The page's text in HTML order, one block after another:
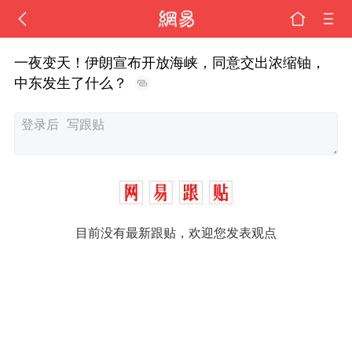
一夜变天！伊朗宣布开放海峡，同意交出浓缩铀，
中东发生了什么？
目前没有最新跟贴，欢迎您发表观点